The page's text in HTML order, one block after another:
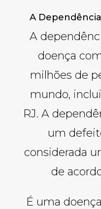
A
A
doença
milhões de
mundo,
RJ. A
um
considerada
de
É uma